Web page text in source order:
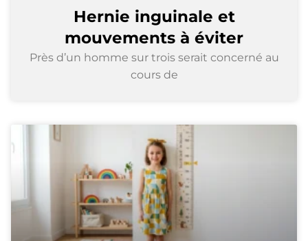
Hernie inguinale et
mouvements à éviter
Près d’un homme sur trois serait concerné au
cours de